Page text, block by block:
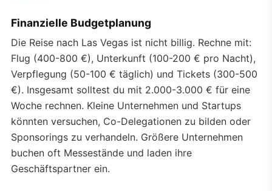
Finanzielle Budgetplanung
Die Reise nach Las Vegas ist nicht billig. Rechne mit:
Flug (400-800 €), Unterkunft (100-200 € pro Nacht),
Verpflegung (50-100 € täglich) und Tickets (300-500
€). Insgesamt solltest du mit 2.000-3.000 € für eine
Woche rechnen. Kleine Unternehmen und Startups
könnten versuchen, Co-Delegationen zu bilden oder
Sponsorings zu verhandeln. Größere Unternehmen
buchen oft Messestände und laden ihre
Geschäftspartner ein.